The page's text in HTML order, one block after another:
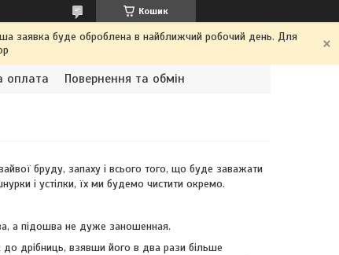
Кошик
заявка буде оброблена в найближчий робочий день. Для
оплата Повернення та обмін
бруду, запаху і всього того, що буде заважати
і устілки, їх ми будемо чистити окремо.
а підошва не дуже заношенная.
дрібниць, взявши його в два рази більше